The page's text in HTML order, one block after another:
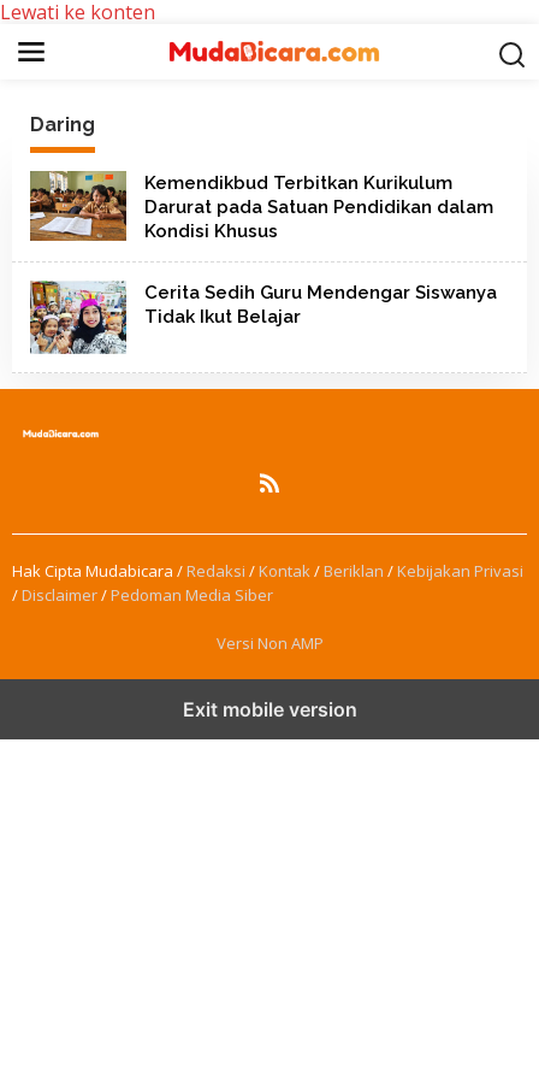
Lewati ke konten
Daring
Kemendikbud Terbitkan Kurikulum
Darurat pada Satuan Pendidikan dalam
Kondisi Khusus
Cerita Sedih Guru Mendengar Siswanya
Tidak Ikut Belajar
Hak Cipta Mudabicara /Redaksi /Kontak/Beriklan /Kebijakan Privasi
/Disclaimer/Pedoman Media Siber
Versi Non AMP
Exit mobile version